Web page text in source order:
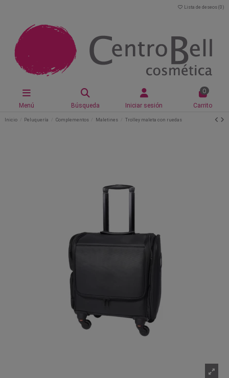
Lista de deseos (0 )
Menú Búsqueda Iniciar sesión
0
Carrito
Inicio Peluquería Complementos Maletines Trolley maleta con ruedas